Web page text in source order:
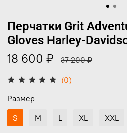
(0)
Перчатки Grit
Gloves Harley-
18 600 ₽ 37 200 ₽
Размер
S
M L XL XXL